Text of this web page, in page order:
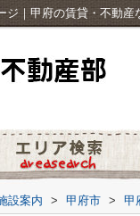
ジ｜甲府の賃貸・不動
設案内 > 甲府市 > 甲